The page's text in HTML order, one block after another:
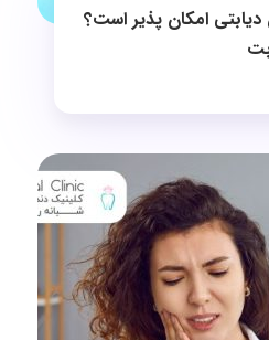
دیابتی امکان پذیر است؟